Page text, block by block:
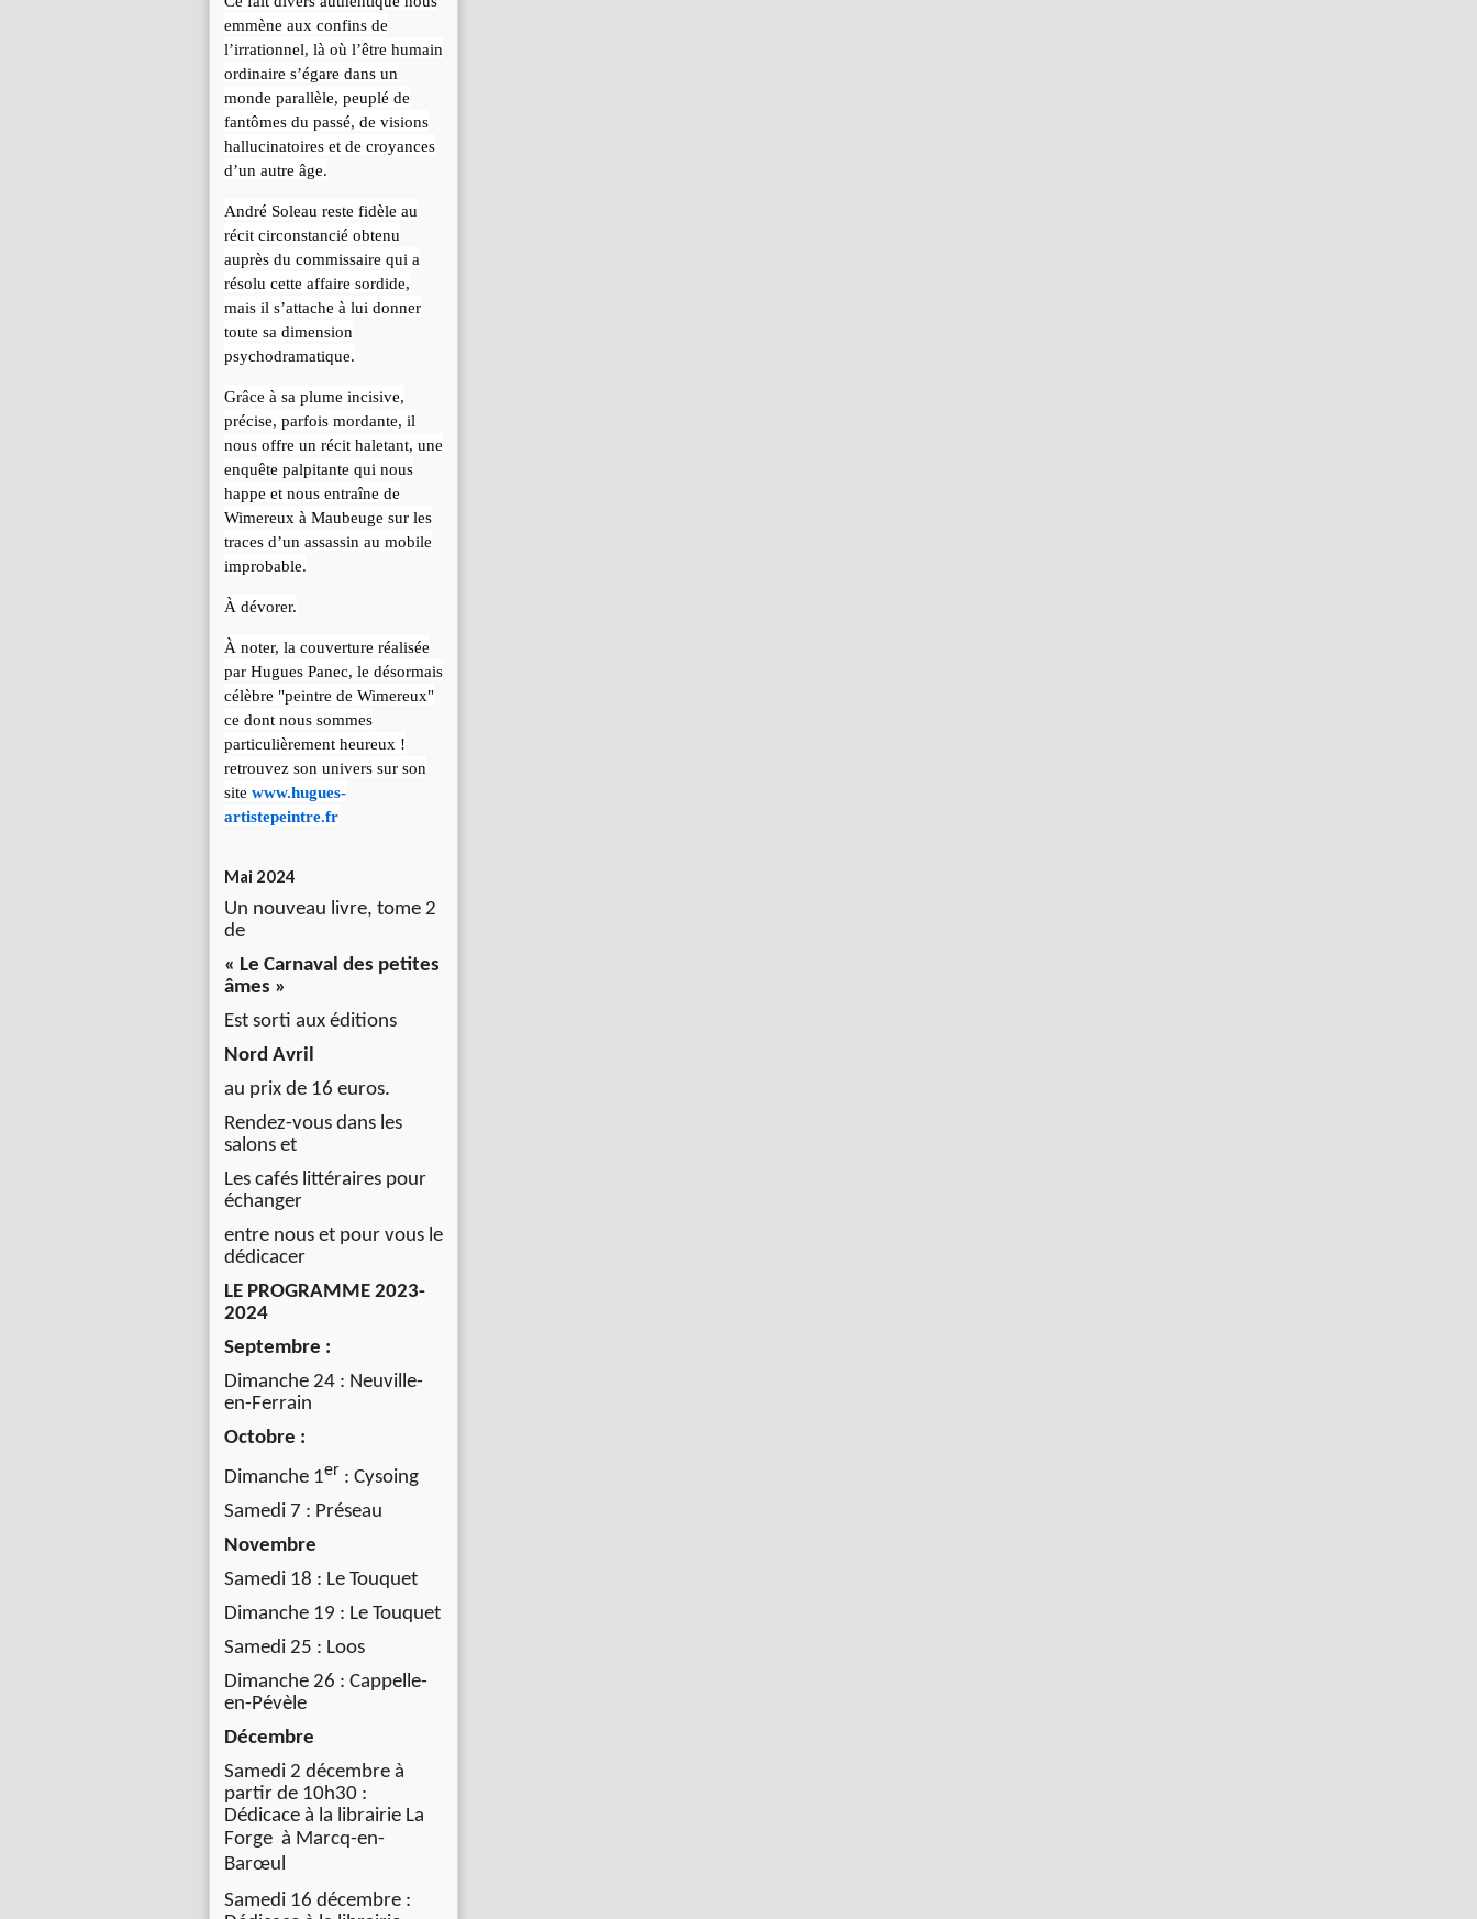
emmène aux confins de
l’irrationnel, là où l’être humain
ordinaire s’égare dans un
monde parallèle, peuplé de
fantômes du passé, de visions
hallucinatoires et de croyances
d’un autre âge.
André Soleau reste fidèle au
récit circonstancié obtenu
auprès du commissaire qui a
résolu cette affaire sordide,
mais il s’attache à lui donner
toute sa dimension
psychodramatique.
Grâce à sa plume incisive,
précise, parfois mordante, il
nous offre un récit haletant, une
enquête palpitante qui nous
happe et nous entraîne de
Wimereux à Maubeuge sur les
traces d’un assassin au mobile
improbable.
À dévorer.
À noter, la couverture réalisée
par Hugues Panec, le désormais
célèbre "peintre de Wimereux"
ce dont nous sommes
particulièrement heureux !
retrouvez son univers sur son
site www.hugues-
artistepeintre.fr
Mai 2024
Un nouveau livre, tome 2
de
« Le Carnaval des petites
âmes »
Est sorti aux éditions
Nord Avril
au prix de 16 euros.
Rendez-vous dans les
salons et
Les cafés littéraires pour
échanger
entre nous et pour vous le
dédicacer
LE PROGRAMME 2023-
2024
Septembre :
Dimanche 24 : Neuville-
en-Ferrain
Octobre :
Dimanche 1er : Cysoing
Samedi 7 : Préseau
Novembre
Samedi 18 : Le Touquet
Dimanche 19 : Le Touquet
Samedi 25 : Loos
Dimanche 26 : Cappelle-
en-Pévèle
Décembre
Samedi 2 décembre à
partir de 10h30 :
Dédicace à la librairie La
Forge à Marcq-en-
Barœul
Samedi 16 décembre :